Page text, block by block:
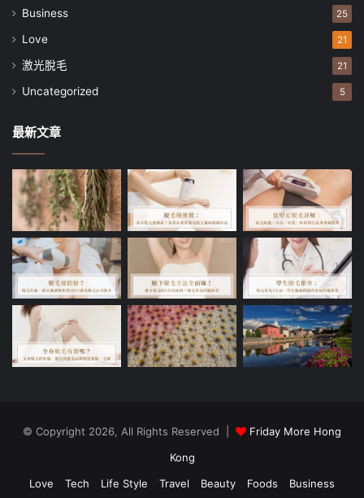
Business 25
Love 21
激光脫毛 21
Uncategorized 5
最新文章
© Copyright 2026, All Rights Reserved |
Friday More Hong
Kong
Love
Tech Life Style Travel Beauty Foods Business